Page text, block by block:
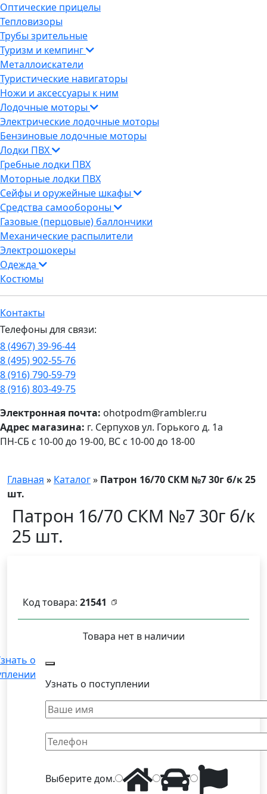
Оптические прицелы
Тепловизоры
Трубы зрительные
Туризм и кемпинг
Металлоискатели
Туристические навигаторы
Ножи и аксессуары к ним
Лодочные моторы
Электрические лодочные моторы
Бензиновые лодочные моторы
Лодки ПВХ
Гребные лодки ПВХ
Моторные лодки ПВХ
Сейфы и оружейные шкафы
Средства самообороны
Газовые (перцовые) баллончики
Механические распылители
Электрошокеры
Одежда
Костюмы
Контакты
Телефоны для связи:
8 (4967) 39-96-44
8 (495) 902-55-76
8 (916) 790-59-79
8 (916) 803-49-75
ПН-СБ с 10-00 до 19-00, ВС с 10-00 до 18-00
Электронная почта: ohotpodm@rambler.ru
Адрес магазина: г. Серпухов ул. Горького д. 1а
Главная » Каталог» Патрон 16/70 СКМ №7 30г б/к 25
шт.
Патрон 16/70 СКМ №7 30г б/к
25 шт.
Код товара: 21541
Товара нет в наличии
о
Узнать о поступлении
Выберитедом.